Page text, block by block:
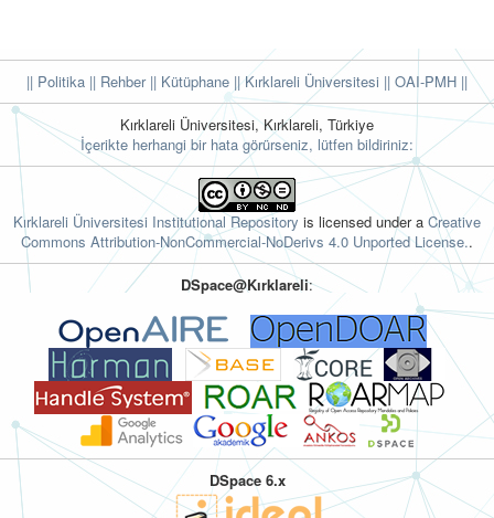
|| Politika || Rehber|| Kütüphane || Kırklareli Üniversitesi || OAI-PMH ||
Kırklareli Üniversitesi, Kırklareli, Türkiye
İçerikte herhangi bir hata görürseniz, lütfen bildiriniz:
Kırklareli Üniversitesi Institutional Repository is licensed under a Creative
Commons Attribution-NonCommercial-NoDerivs 4.0 Unported License..
DSpace@Kırklareli:
DSpace 6.x